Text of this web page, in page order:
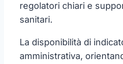
regolatori chiari e
sanitari.
La disponibilità di
amministrativa,